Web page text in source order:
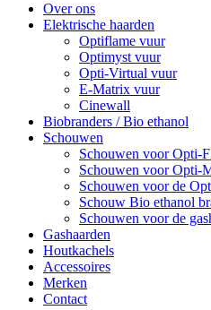
Over ons
Elektrische haarden
Optiflame vuur
Optimyst vuur
Opti-Virtual vuur
E-Matrix vuur
Cinewall
Biobranders / Bio ethanol
Schouwen
Schouwen voor Opti-
Schouwen voor Opti-
Schouwen voor de
Schouw Bio ethanol
Schouwen voor de
Gashaarden
Houtkachels
Accessoires
Merken
Contact